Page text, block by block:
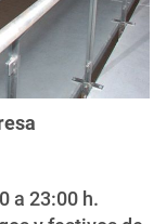
a 23:00 h.